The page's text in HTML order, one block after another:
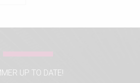
UP TO DATE!